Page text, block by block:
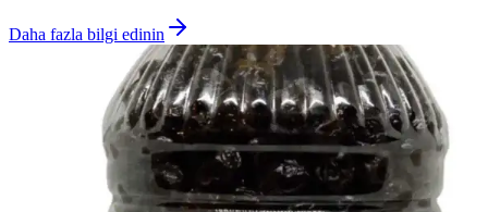
Daha fazla bilgi edinin